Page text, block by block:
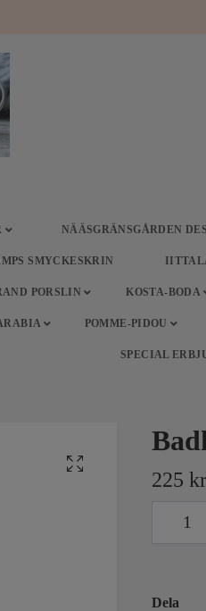
NÄÄSGRÄNSGÅRDEN
SMYCKESKRIN
PORSLIN KOSTA-BODA
POMME-PIDOU
SPECIAL
225 kr
Dela